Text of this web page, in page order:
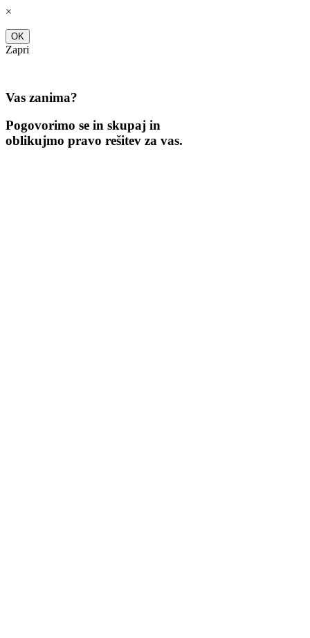
Skip
content
×
OK
Zapri
Vas zanima?
Pogovorimo se in skupaj in
oblikujmo pravo rešitev za vas.